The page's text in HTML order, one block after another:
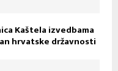
Kaštela izvedbama
hrvatske državnosti